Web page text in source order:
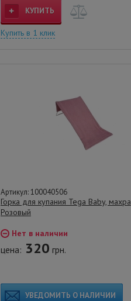
КУПИТЬ
Купить в 1 клик
Артикул: 100040506
Горка для купания Tega Baby, махра
Розовый
Нет в наличии
цена: 320 грн.
УВЕДОМИТЬ О НАЛИЧИИ